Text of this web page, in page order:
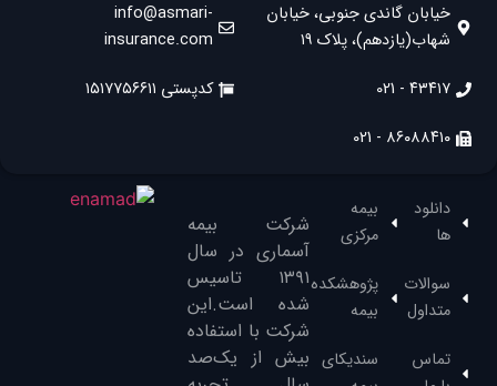
خیابان گاندی جنوبی، خیابان
شهاب(یازدهم)، پلاک ۱۹
۴۳۴۱۷ - 021
۸۶۰۸۸۴۱۰ - 021
info@asmari-
insurance.com
کدپستی ۱۵۱۷۷۵۶۶۱۱
دانلود
ها
سوالات
متداول
تماس
مرکزی
پژوهشکده
بیمه
سندیکای
شرکت بیمه
آسماری در سال
۱۳۹۱‌ تاسیس
شده است.این
شرکت با استفاده
بیش از یک‌صد